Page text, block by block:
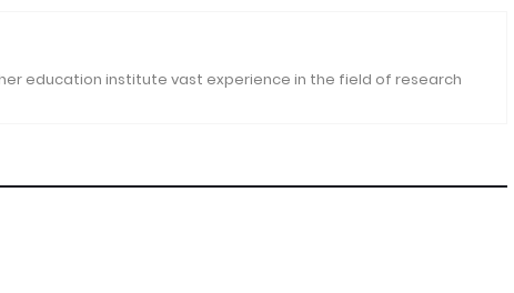
education institute vast experience in the field of research